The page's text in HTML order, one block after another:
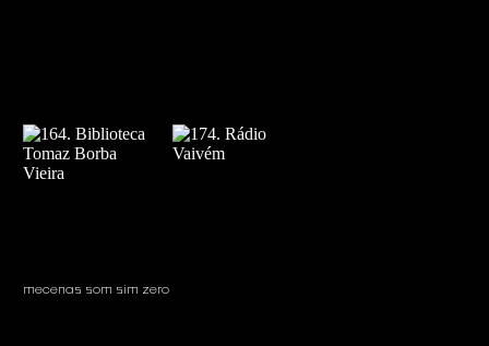
mecenas som sim zero